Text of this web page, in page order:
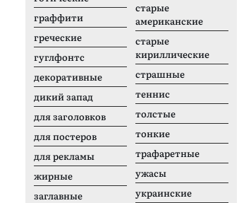
граффити
греческие
гуглфонтс
декоративные
дикий запад
для заголовков
для постеров
для рекламы
жирные
заглавные
старые
американские
старые
кириллические
страшные
теннис
толстые
тонкие
трафаретные
ужасы
украинские